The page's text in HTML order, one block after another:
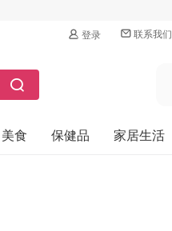
登录 联系我们
美食 保健品 家居生活